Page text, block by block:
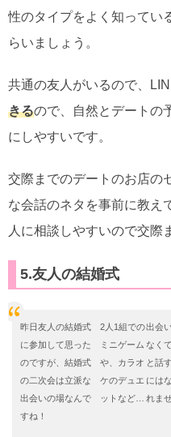
性のタイプをよく知ってい
らいましょう。
共通の友人がいるので、
きるので、自然とデートの
にしやすいです。
交際までのデートのお店の
な会話のネタを事前に教え
人に相談しやすいので交際
5.友人の結婚式
昨日友人の結婚式
に参加して思った
のですが、結婚式
の二次会は立派な
出会いの場なんで
すね！
2人1組での
ミニゲーム
や、カラオ
ケのデュエ
ットなど…
出会
なく
と話
には
れま